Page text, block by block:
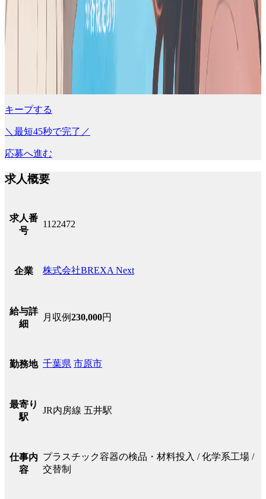
キープする
＼最短45秒で完了／
応募へ進む
求人概要
求人番
号
1122472
企業 株式会社BREXA Next
給与詳
細
月収例230,000円
勤務地 千葉県 市原市
最寄り
駅
JR内房線 五井駅
仕事内
容
プラスチック容器の検品・材料投入 / 化学系工場 /
交替制